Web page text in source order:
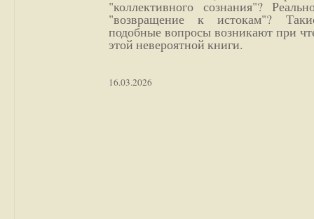
"коллективного сознания"?
"возвращение к истокам"?
подобные вопросы возникают при
этой невероятной книги.
16.03.2026